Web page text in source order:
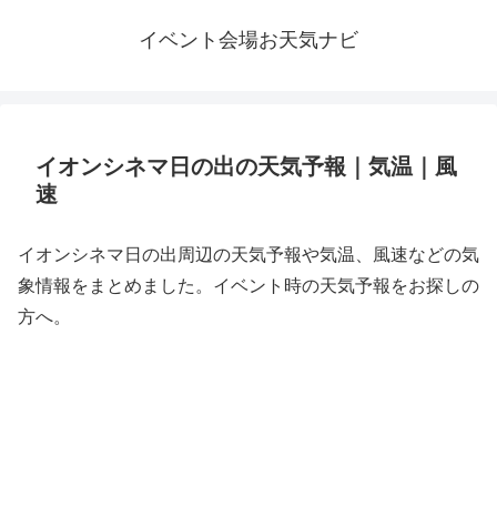
イベント会場お天気ナビ
イオンシネマ日の出の天気予報｜気温｜風
速
イオンシネマ日の出周辺の天気予報や気温、風速などの気
象情報をまとめました。イベント時の天気予報をお探しの
方へ。